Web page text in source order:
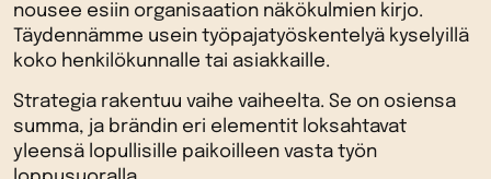
nousee esiin organisaation näkökulmien kirjo.
Täydennämme usein työpajatyöskentelyä kyselyillä
koko henkilökunnalle tai asiakkaille.
Strategia rakentuu vaihe vaiheelta. Se on osiensa
summa, ja brändin eri elementit loksahtavat
yleensä lopullisille paikoilleen vasta työn